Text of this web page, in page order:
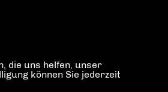
die uns helfen, unser
können Sie jederzeit